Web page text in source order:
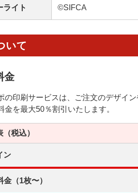
ライト ©SIFCA
いて
金
の印刷サービスは、ご注文のデザイ
金を最大50％割引いたします。
（税込）
ン
金（1枚〜）